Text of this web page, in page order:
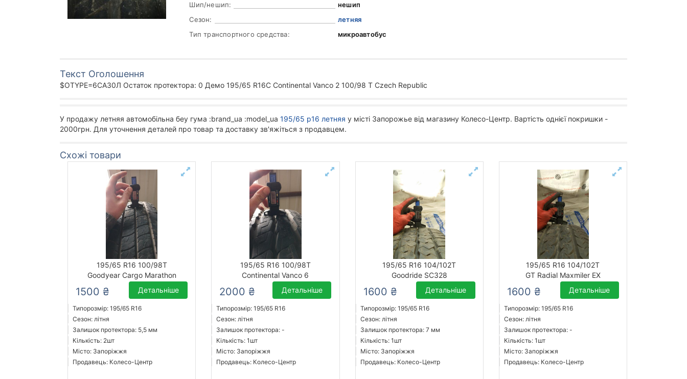
Шип/нешип:
нешип
Сезон:
летняя
Тип транспортного средства:
микроавтобус
Текст Оголошення
$OTYPE=6CA30Л Остаток протектора: 0 Демо 195/65 R16C Continental Vanco 2 100/98 T Czech Republic
У продажу летняя автомобільна беу гума :brand_ua :model_ua 195/65 р16 летняя у місті Запорожье від магазину Колесо-Центр. Вартість однієї покришки -
2000грн. Для уточнення деталей про товар та доставку зв'яжіться з продавцем.
Схожі товари
195/65 R16 100/98T
Goodyear Cargo Marathon
1500 ₴ Детальніше
Типорозмір: 195/65 R16
Сезон: літня
Залишок протектора: 5,5 мм
Кількість: 2шт
Місто: Запоріжжя
Продавець: Колесо-Центр
195/65 R16 100/98T
Continental Vanco 6
2000 ₴ Детальніше
Типорозмір: 195/65 R16
Сезон: літня
Залишок протектора: -
Кількість: 1шт
Місто: Запоріжжя
Продавець: Колесо-Центр
195/65 R16 104/102T
Goodride SC328
1600 ₴ Детальніше
Типорозмір: 195/65 R16
Сезон: літня
Залишок протектора: 7 мм
Кількість: 1шт
Місто: Запоріжжя
Продавець: Колесо-Центр
195/65 R16 104/102T
GT Radial Maxmiler EX
1600 ₴ Детальніше
Типорозмір: 195/65 R16
Сезон: літня
Залишок протектора: -
Кількість: 1шт
Місто: Запоріжжя
Продавець: Колесо-Центр